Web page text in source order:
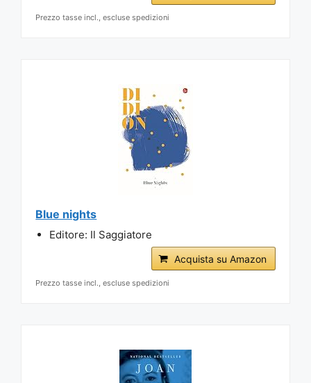
Prezzo tasse incl., escluse spedizioni
Blue nights
Editore: Il Saggiatore
Acquista su Amazon
Prezzo tasse incl., escluse spedizioni